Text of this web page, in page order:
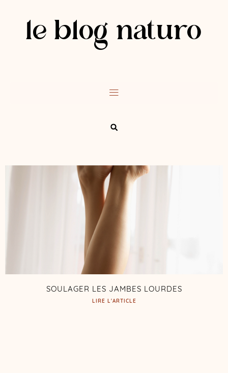
le blog naturo
SOULAGER LES JAMBES LOURDES
LIRE L'ARTICLE